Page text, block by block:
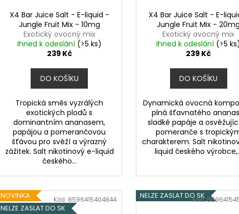
X4 Bar Juice Salt - E-liquid -
Jungle Fruit Mix - 10mg
Exotický ovocný mix
Ihned k odeslání (>5 ks)
239 Kč
DO KOŠÍKU
Tropická směs vyzrálých
exotických plodů s
dominantním ananasem,
papájou a pomerančovou
šťávou pro svěží a výrazný
zážitek. Salt nikotinový e-liquid
českého...
X4 Bar Juice Salt - E-
Jungle Fruit Mix - 20mg
Exotický ovocný mix
Ihned k odeslání (>5 ks)
239 Kč
DO KOŠÍKU
Dynamická ovocná
plná šťavnatého
sladké papáje a
pomeranče s
charakterem. Salt
liquid českého
NOVINKA
NELZE ZASLAT DO SK
Kód: 8596415404844 NELZE ZASLAT DO SK
Kód: